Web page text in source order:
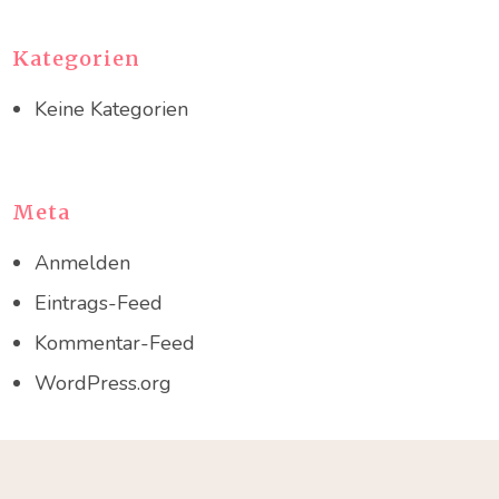
Kategorien
Keine Kategorien
Meta
Anmelden
Eintrags-Feed
Kommentar-Feed
WordPress.org